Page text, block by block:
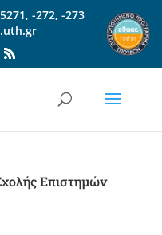
, -272, -273
Επιστημών